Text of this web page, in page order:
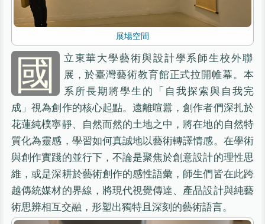
展場空間
國
立東華大學藝術與設計學系師生校外聯
展，於臺灣藝術教育館正式拉開帷幕。本
系所長期將學生的「自我探索與自我完
成」視為創作的核心起點。遠離喧囂，創作者們深扎於
花蓮純樸寧靜、自然而然的土地之中，將在地的自然特
質化為靈感，學習如何真誠地以藝術轉譯情感。在學術
與創作實踐的並行下，不論是聚焦於創意設計的理性思
維，或是深耕於藝術創作的感性語彙，師生們皆在此跨
越傳統媒材的界線，將現代視覺傳達、產品設計與純藝
術思辨相互交融，形塑出獨特且深刻的藝術語言。